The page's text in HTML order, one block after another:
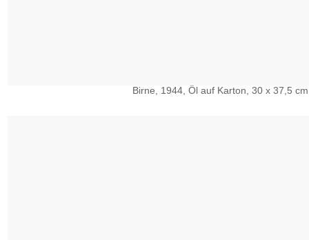
Birne, 1944, Öl auf Karton, 30 x 37,5